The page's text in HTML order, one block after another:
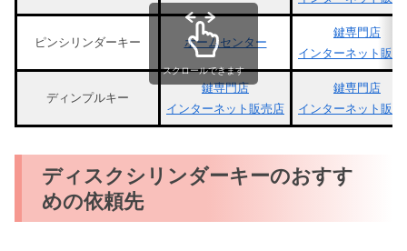
ピンシリンダーキー ホームセンター
鍵専門店
インターネット販売
ディンプルキー
鍵専門店
インターネット販売店
鍵専門店
インターネット販売
スクロールできます
ディスクシリンダーキーのおすす
めの依頼先